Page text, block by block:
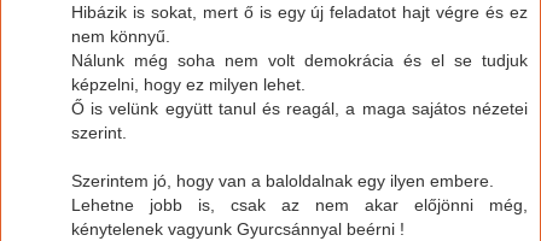
Hibázik is sokat, mert ő is egy új feladatot hajt végre és ez
nem könnyű.
Nálunk még soha nem volt demokrácia és el se tudjuk
képzelni, hogy ez milyen lehet.
Ő is velünk együtt tanul és reagál, a maga sajátos nézetei
szerint.
Szerintem jó, hogy van a baloldalnak egy ilyen embere.
Lehetne jobb is, csak az nem akar előjönni még,
kénytelenek vagyunk Gyurcsánnyal beérni !